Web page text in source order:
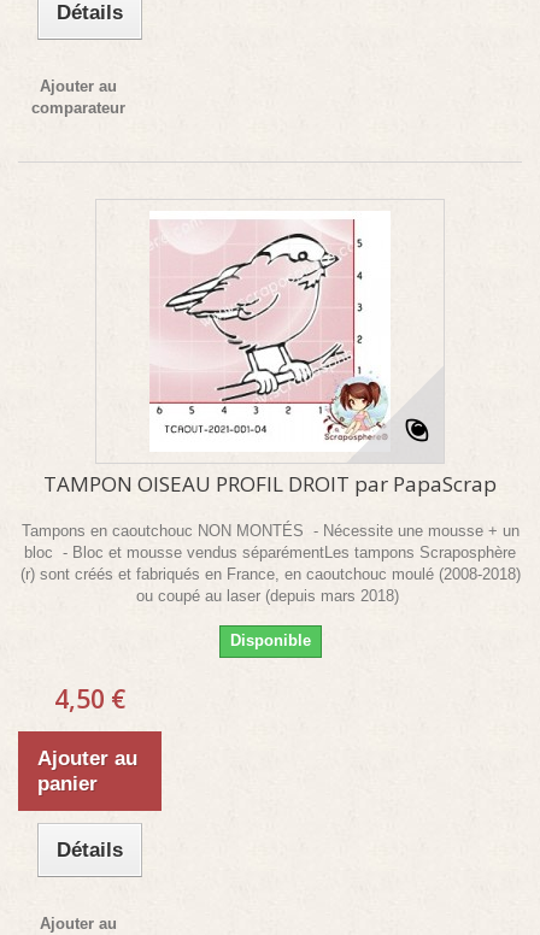
Détails
Ajouter au
comparateur
TAMPON OISEAU PROFIL DROIT par PapaScrap
Tampons en caoutchouc NON MONTÉS - Nécessite une mousse + un
bloc - Bloc et mousse vendus séparémentLes tampons Scraposphère
(r) sont créés et fabriqués en France, en caoutchouc moulé (2008-2018)
ou coupé au laser (depuis mars 2018)
Disponible
4,50 €
Ajouter au
panier
Détails
Ajouter au